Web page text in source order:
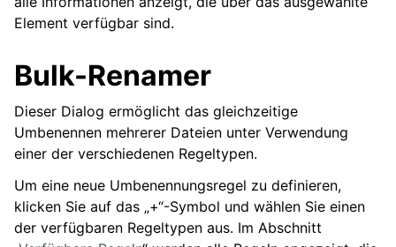
Element verfügbar sind.
Bulk-Renamer
Dieser Dialog ermöglicht das gleichzeitige
Umbenennen mehrerer Dateien unter Verwendung
einer der verschiedenen Regeltypen.
Um eine neue Umbenennungsregel zu definieren,
klicken Sie auf das „+“-Symbol und wählen Sie einen
der verfügbaren Regeltypen aus. Im Abschnitt